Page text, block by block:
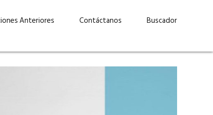
Anteriores Contáctanos Buscador